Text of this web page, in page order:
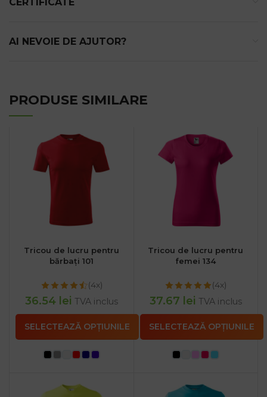
AI NEVOIE DE AJUTOR?
PRODUSE SIMILARE
Tricou de lucru pentru
bărbați 101
(4x)
36.54 lei TVA inclus
SELECTEAZĂ OPȚIUNILE
Tricou de lucru pentru
femei 134
(4x)
37.67 lei TVA inclus
SELECTEAZĂ OPȚIUNILE